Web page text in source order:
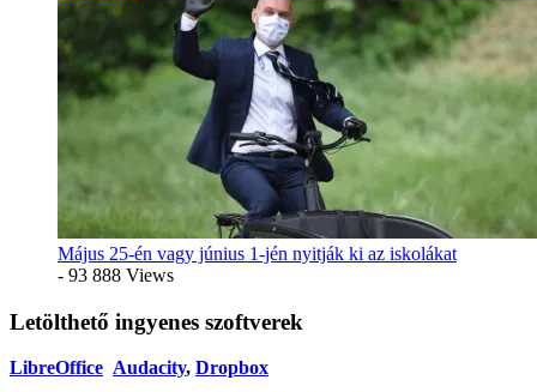
Május 25-én vagy június 1-jén nyitják ki az iskolákat
- 93 888 Views
Letölthető ingyenes szoftverek
LibreOffice Audacity, Dropbox